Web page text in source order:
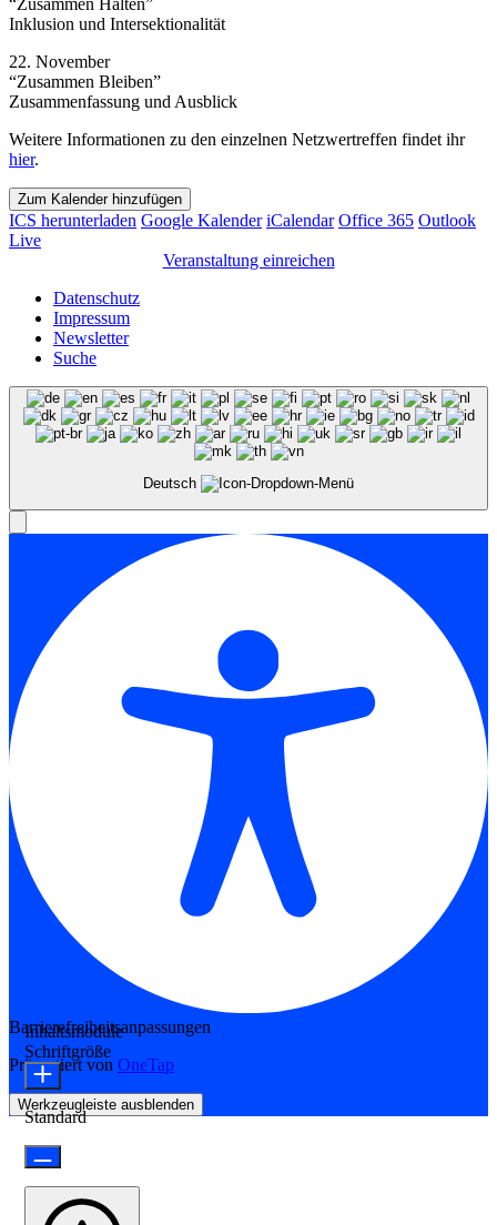
Inklusion und Intersektionalität
22. November
“Zusammen Bleiben”
Zusammenfassung und Ausblick
Weitere Informationen zu den einzelnen Netzwertreffen findet ihr
hier.
Zum Kalender hinzufügen
ICS herunterladen Google Kalender iCalendar Office 365 Outlook
Live
Veranstaltung einreichen
Datenschutz
Impressum
Newsletter
Suche
Deutsch
Barrierefreiheitsanpassungen
Präsentiert von OneTap
Werkzeugleiste ausblenden
Inhaltsmodule
Schriftgröße
Standard